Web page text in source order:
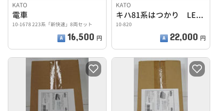
KATO
電車
10-1678 223系「新快速」8両セット
16,500 円
KATO
キハ81系はつかり LEGEND COLLECTION
10-820
22,000 円